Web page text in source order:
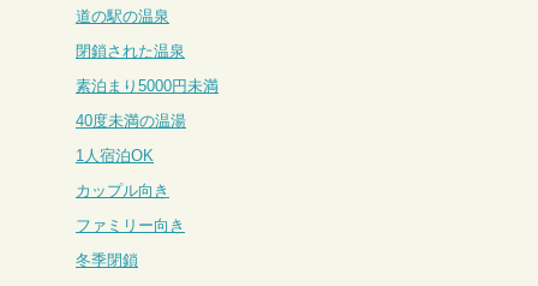
道の駅の温泉
閉鎖された温泉
素泊まり5000円未満
40度未満の温湯
1人宿泊OK
カップル向き
ファミリー向き
冬季閉鎖